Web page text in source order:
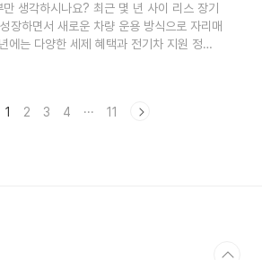
렌트는 렌터카 회사 명의의 차량을 빌려 타
와 같은 렌터카 전용 번호판을 사용합니다.
생각하시나요? 최근 몇 년 사이 리스 장기
장하면서 새로운 차량 운용 방식으로 자리매
는 다양한 세제 혜택과 전기차 지원 정책
인데요. 하지만 여전히 많은 분들이 리스와
방식이 적합할지 알려드리겠습니다. 2025
1 2 3 4 ··· 11